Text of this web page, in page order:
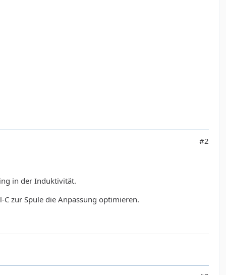
#2
in der Induktivität.
zur Spule die Anpassung optimieren.